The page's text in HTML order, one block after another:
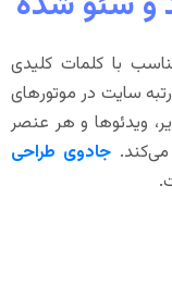
با کلمات کلیدی
سایت در موتورهای
ویدئوها و هر عنصر
جادوی طراحی